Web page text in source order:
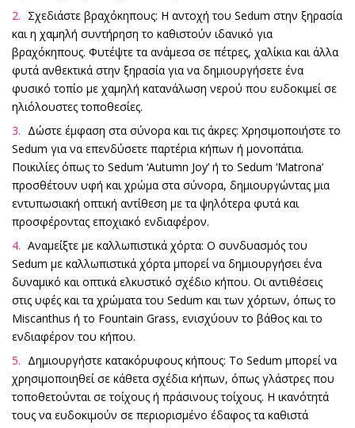
Σχεδιάστε βραχόκηπους: Η αντοχή του Sedum στην ξηρασία
και η χαμηλή συντήρηση το καθιστούν ιδανικό για
βραχόκηπους. Φυτέψτε τα ανάμεσα σε πέτρες, χαλίκια και άλλα
φυτά ανθεκτικά στην ξηρασία για να δημιουργήσετε ένα
φυσικό τοπίο με χαμηλή κατανάλωση νερού που ευδοκιμεί σε
ηλιόλουστες τοποθεσίες.
Δώστε έμφαση στα σύνορα και τις άκρες: Χρησιμοποιήστε το
Sedum για να επενδύσετε παρτέρια κήπων ή μονοπάτια.
Ποικιλίες όπως το Sedum ‘Autumn Joy’ ή το Sedum ‘Matrona’
προσθέτουν υφή και χρώμα στα σύνορα, δημιουργώντας μια
εντυπωσιακή οπτική αντίθεση με τα ψηλότερα φυτά και
προσφέροντας εποχιακό ενδιαφέρον.
Αναμείξτε με καλλωπιστικά χόρτα: Ο συνδυασμός του
Sedum με καλλωπιστικά χόρτα μπορεί να δημιουργήσει ένα
δυναμικό και οπτικά ελκυστικό σχέδιο κήπου. Οι αντιθέσεις
στις υφές και τα χρώματα του Sedum και των χόρτων, όπως το
Miscanthus ή το Fountain Grass, ενισχύουν το βάθος και το
ενδιαφέρον του κήπου.
Δημιουργήστε κατακόρυφους κήπους: Το Sedum μπορεί να
χρησιμοποιηθεί σε κάθετα σχέδια κήπων, όπως γλάστρες που
τοποθετούνται σε τοίχους ή πράσινους τοίχους. Η ικανότητά
τους να ευδοκιμούν σε περιορισμένο έδαφος τα καθιστά